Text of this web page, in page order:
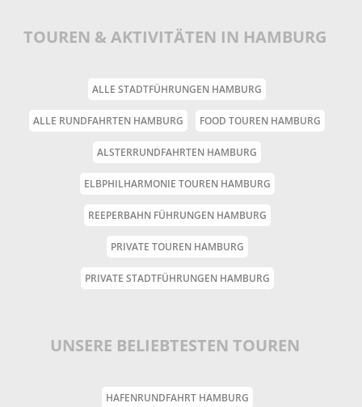
TOUREN & AKTIVITÄTEN IN HAMBURG
ALLE STADTFÜHRUNGEN HAMBURG
ALLE RUNDFAHRTEN HAMBURG FOOD TOUREN HAMBURG
ALSTERRUNDFAHRTEN HAMBURG
ELBPHILHARMONIE TOUREN HAMBURG
REEPERBAHN FÜHRUNGEN HAMBURG
PRIVATE TOUREN HAMBURG
PRIVATE STADTFÜHRUNGEN HAMBURG
UNSERE BELIEBTESTEN TOUREN
HAFENRUNDFAHRT HAMBURG